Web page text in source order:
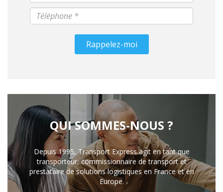
Rappelez-moi
QUI SOMMES-NOUS ?
Depuis 1995, Transport Express agit en tant que
transporteur, commissionnaire de transport et
prestataire de solutions logistiques en France et en
Europe.